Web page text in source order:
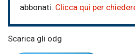
abbonati. Clicca qui per
Scarica gli odg